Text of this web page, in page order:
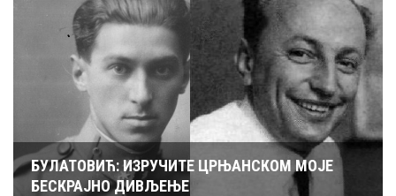
БУЛАТОВИЋ: ИЗРУЧИТЕ ЦРЊАНСКОМ МОЈЕ
БЕСКРАЈНО ДИВЉЕЊЕ